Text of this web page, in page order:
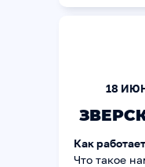
18
Как
Что такое